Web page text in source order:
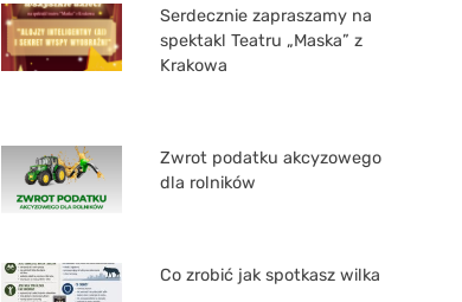
Serdecznie zapraszamy na
spektakl Teatru „Maska” z
Krakowa
Zwrot podatku akcyzowego
dla rolników
Co zrobić jak spotkasz wilka